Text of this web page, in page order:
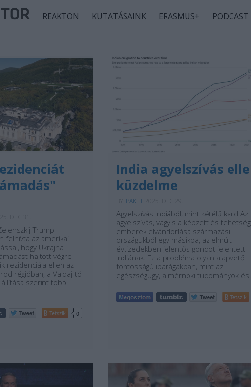
REAKTON KUTATÁSAINK ERASMUS+ PODCAST
Trump
felhívta az amerikai
hogy Ukrajna
hajtott végre
rezidenciája ellen az
régióban, a Valdaj-tó
szerint több
Tetszik 0
India agyelszívás
küzdelme
PAKLIL
Agyelszívás Indiából, mint kétélű kard Az
agyelszívás, vagyis a képzett és
emberek elvándorlása származási
országukból egy másikba, az elmúlt
évtizedekben jelentős gondot jelentett
Indiának. Ez a probléma olyan alapvető
fontosságú iparágakban, mint az
egészségügy, a mérnöki tudományok
Tetszik